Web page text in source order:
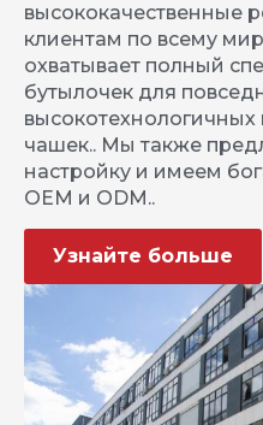
высококачественные
клиентам по всему
охватывает полный
бутылочек для
чашек.. Мы также
настройку и имеем
OEM и ODM..
Узнайте больше